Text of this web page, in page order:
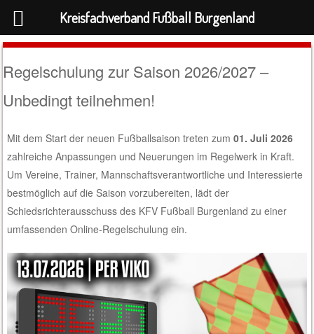
Regelschulung zur Saison 2026/2027 –
Unbedingt teilnehmen!
Mit dem Start der neuen Fußballsaison treten zum01. Juli 2026
zahlreiche Anpassungen und Neuerungen im Regelwerk in Kraft.
Um Vereine, Trainer, Mannschaftsverantwortliche und Interessierte
bestmöglich auf die Saison vorzubereiten, lädt der
Schiedsrichterausschuss des KFV Fußball Burgenland zu einer
umfassenden Online-Regelschulung ein.
Kreisfachverband Fußball Burgenland